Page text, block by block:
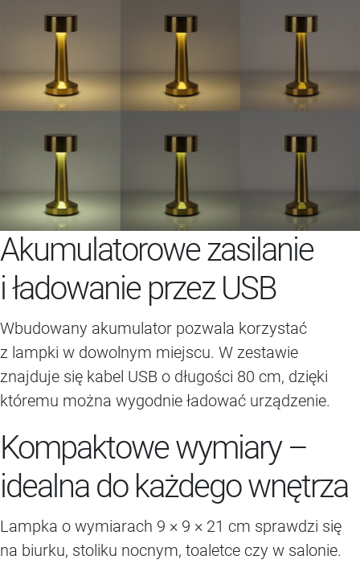
Akumulatorowe zasilanie
i ładowanie przez USB
Wbudowany akumulator pozwala korzystać
z lampki w dowolnym miejscu. W zestawie
znajduje się kabel USB o długości 80 cm, dzięki
któremu można wygodnie ładować urządzenie.
Kompaktowe wymiary –
idealna do każdego wnętrza
Lampka o wymiarach 9 × 9 × 21 cm sprawdzi się
na biurku, stoliku nocnym, toaletce czy w salonie.